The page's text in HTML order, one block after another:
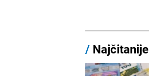
/ Najčitanije